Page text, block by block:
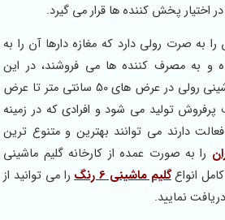
اختیار پخش کننده ها قرار می گیرد.
به صرت رولی دارد که مغازه دارها آن را به
و به مصرف کننده ها می فروشند، در این
مجموعه تولید کناره گلیم ماشینی رولی در عرض های 50 سانتی متر تا عرض
تولید می شود و افرادی که در زمینه
دارند می توانند بهترین و متنوع ترین
را به صورت عمده از کارخانه گلیم ماشینی
انواعگلیم ماشینی 6 رنگ
را می توانید از
نمایید.